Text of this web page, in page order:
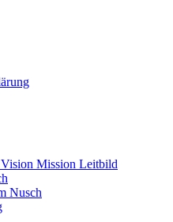
Mission Leitbild
Nusch